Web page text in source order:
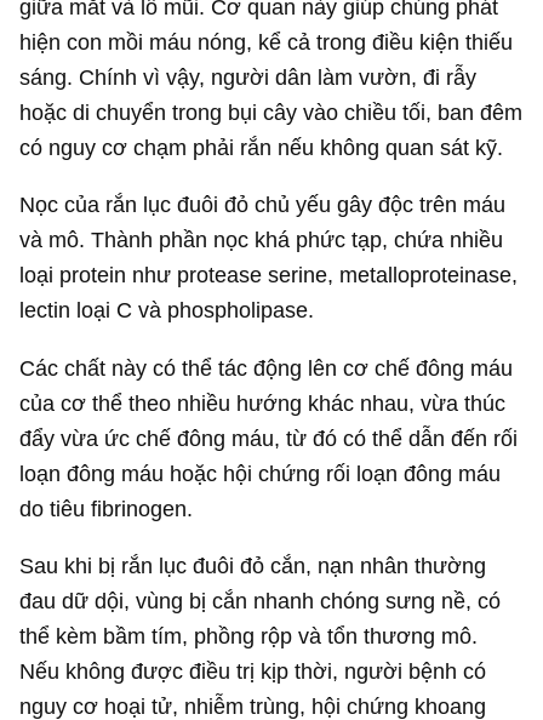
giữa mắt và lỗ mũi. Cơ quan này giúp chúng phát
hiện con mồi máu nóng, kể cả trong điều kiện thiếu
sáng. Chính vì vậy, người dân làm vườn, đi rẫy
hoặc di chuyển trong bụi cây vào chiều tối, ban đêm
có nguy cơ chạm phải rắn nếu không quan sát kỹ.
Nọc của rắn lục đuôi đỏ chủ yếu gây độc trên máu
và mô. Thành phần nọc khá phức tạp, chứa nhiều
loại protein như protease serine, metalloproteinase,
lectin loại C và phospholipase.
Các chất này có thể tác động lên cơ chế đông máu
của cơ thể theo nhiều hướng khác nhau, vừa thúc
đẩy vừa ức chế đông máu, từ đó có thể dẫn đến rối
loạn đông máu hoặc hội chứng rối loạn đông máu
do tiêu fibrinogen.
Sau khi bị rắn lục đuôi đỏ cắn, nạn nhân thường
đau dữ dội, vùng bị cắn nhanh chóng sưng nề, có
thể kèm bầm tím, phồng rộp và tổn thương mô.
Nếu không được điều trị kịp thời, người bệnh có
nguy cơ hoại tử, nhiễm trùng, hội chứng khoang